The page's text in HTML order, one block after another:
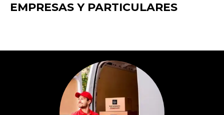
EMPRESAS Y PARTICULARES